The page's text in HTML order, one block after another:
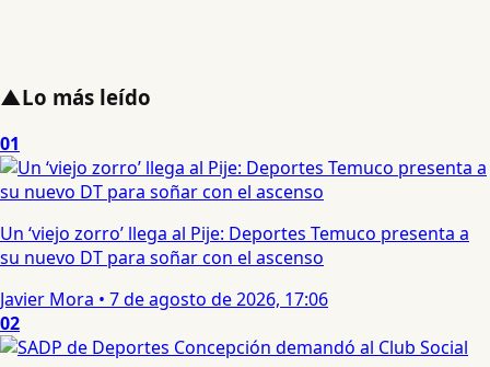
▲Lo más leído
01
Un ‘viejo zorro’ llega al Pije: Deportes Temuco presenta a
su nuevo DT para soñar con el ascenso
Javier Mora • 7 de agosto de 2026, 17:06
02